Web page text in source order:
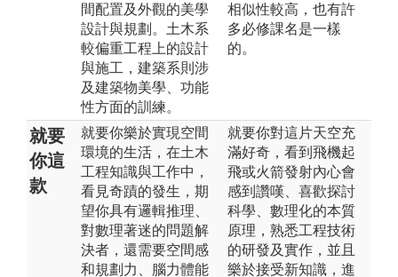
間配置及外觀的美學
設計與規劃。土木系
較偏重工程上的設計
與施工，建築系則涉
及建築物美學、功能
性方面的訓練。
相似性較高，也有許
多必修課名是一樣
的。
就要
你這
款
就要你樂於實現空間
環境的生活，在土木
工程知識與工作中，
看見奇蹟的發生，期
望你具有邏輯推理、
對數理著迷的問題解
決者，還需要空間感
和規劃力、腦力體能
就要你對這片天空充
滿好奇，看到飛機起
飛或火箭發射內心會
感到讚嘆、喜歡探討
科學、數理化的本質
原理，熟悉工程技術
的研發及實作，並且
樂於接受新知識，進